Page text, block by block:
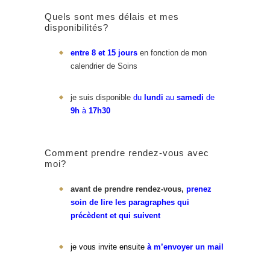
Quels sont mes délais et mes
disponibilités?
entre 8 et 15 jours en fonction de mon
calendrier de Soins
je suis disponible du lundi au samedi de
9h à 17h30
Comment prendre rendez-vous avec
moi?
avant de prendre rendez-vous, prenez
soin de lire les paragraphes qui
précèdent et qui suivent
je vous invite ensuite à m’envoyer un mail